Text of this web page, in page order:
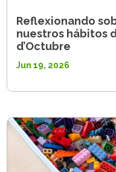
Reflexionando
nuestros hábitos
d’Octubre
Jun 19, 2026